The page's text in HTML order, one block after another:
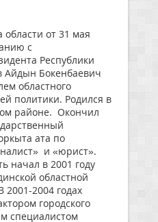
от 31 мая
с
Республики
Айдын Бокенбаевич
областного
политики. Родился в
районе. Окончил
ата по
и «юрист».
начал в 2001 году
областной
2004 годах
городского
специалистом